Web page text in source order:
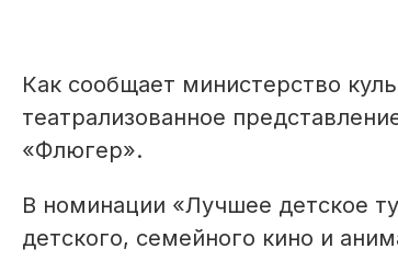
Как сообщает министерство
театрализованное
«Флюгер».
В номинации «Лучшее детское
детского, семейного кино и